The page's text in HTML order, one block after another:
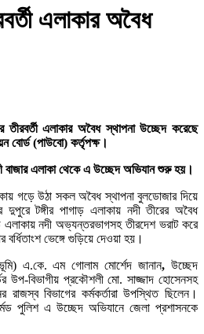
এলাকার অবৈধ
তীরবর্তী এলাকার অবৈধ স্থাপনা উচ্ছেদ করেছে
বোর্ড (পাউবো) কর্তৃপক্ষ।
বাজার এলাকা থেকে এ উচ্ছেদ অভিযান শুরু হয়।
গড়ে উঠা সকল অবৈধ স্থাপনা বুলডোজার দিয়ে
টঙ্গীর পাগাড় এলাকায় নদী তীরের অবৈধ
নদী অভ্যন্তরভাগসহ তীরদেশ ভরাট করে
বর্ধিতাংশ ভেঙ্গে গুড়িয়ে দেওয়া হয়।
(ভূমি) এ.কে. এম গোলাম মোর্শেদ জানান,উচ্ছেদ
উপ-বিভাগীয় প্রকৌশলী মো. সাজ্জাদ হোসেনসহ
বিভাগের কর্মকর্তারা উপস্থিত ছিলেন।
পুলিশ এ উচ্ছেদ অভিযানে জেলা প্রশাসনকে